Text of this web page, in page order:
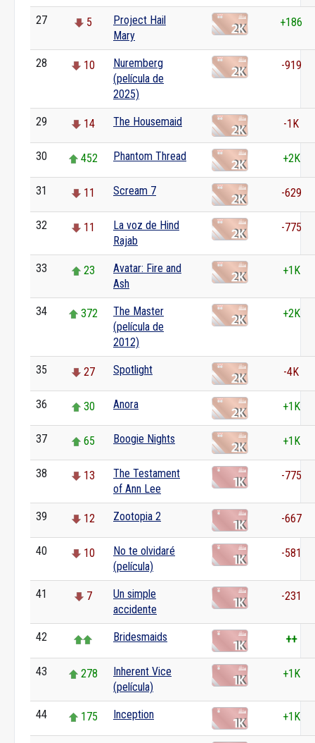
27 5
Project Hail
Mary
+186
28 10
Nuremberg
(película de
2025)
-919
29 14 The Housemaid -1K
30 452 Phantom Thread +2K
31 11 Scream 7 -629
32 11
La voz de Hind
Rajab
-775
33 23
Avatar: Fire and
Ash
+1K
34 372
The Master
(película de
2012)
+2K
35 27 Spotlight -4K
36 30 Anora +1K
37 65 Boogie Nights +1K
38 13
The Testament
of Ann Lee
-775
39 12 Zootopia 2 -667
40 10
No te olvidaré
(película)
-581
41 7
Un simple
accidente
-231
42 Bridesmaids ++
43 278
Inherent Vice
(película)
+1K
44 175 Inception +1K